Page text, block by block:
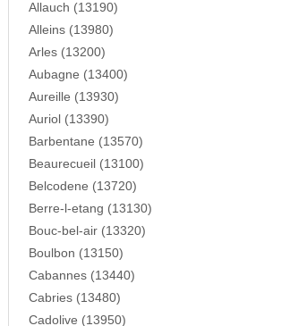
Allauch (13190)
Alleins (13980)
Arles (13200)
Aubagne (13400)
Aureille (13930)
Auriol (13390)
Barbentane (13570)
Beaurecueil (13100)
Belcodene (13720)
Berre-l-etang (13130)
Bouc-bel-air (13320)
Boulbon (13150)
Cabannes (13440)
Cabries (13480)
Cadolive (13950)